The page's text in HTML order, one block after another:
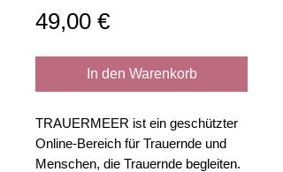
49,00 €Preis
In den Warenkorb
TRAUERMEER ist ein geschützter
Online-Bereich für Trauernde und
Menschen, die Trauernde begleiten.